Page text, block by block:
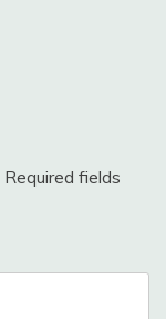
Required fields